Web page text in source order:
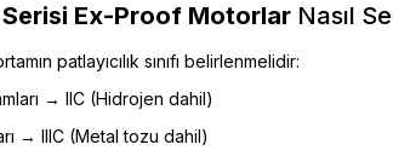
Serisi Ex-Proof Motorlar Nasıl
patlayıcılık sınıfı belirlenmelidir:
→ IIC (Hidrojen dahil)
→ IIIC (Metal tozu dahil)